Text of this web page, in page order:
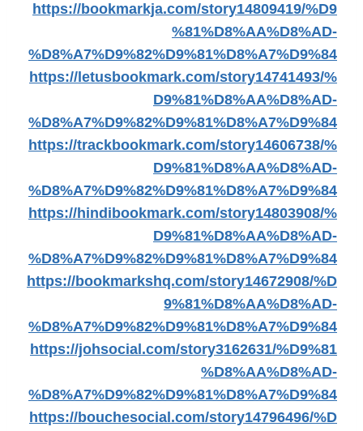
https://bookmarkja.com/story14809419/%D9
%81%D8%AA%D8%AD-
%D8%A7%D9%82%D9%81%D8%A7%D9%84
https://letusbookmark.com/story14741493/%
D9%81%D8%AA%D8%AD-
%D8%A7%D9%82%D9%81%D8%A7%D9%84
https://trackbookmark.com/story14606738/%
D9%81%D8%AA%D8%AD-
%D8%A7%D9%82%D9%81%D8%A7%D9%84
https://hindibookmark.com/story14803908/%
D9%81%D8%AA%D8%AD-
%D8%A7%D9%82%D9%81%D8%A7%D9%84
https://bookmarkshq.com/story14672908/%D
9%81%D8%AA%D8%AD-
%D8%A7%D9%82%D9%81%D8%A7%D9%84
https://johsocial.com/story3162631/%D9%81
%D8%AA%D8%AD-
%D8%A7%D9%82%D9%81%D8%A7%D9%84
https://bouchesocial.com/story14796496/%D